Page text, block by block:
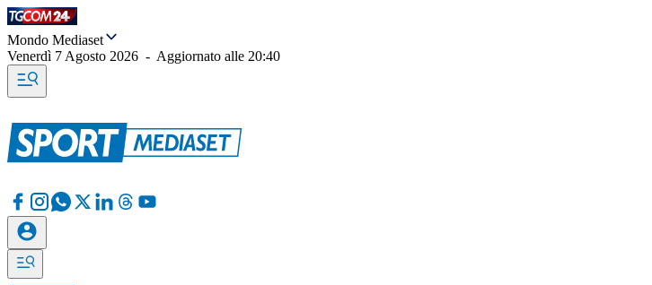
Mondo Mediaset
Venerdì 7 Agosto 2026 - Aggiornato alle 20:40